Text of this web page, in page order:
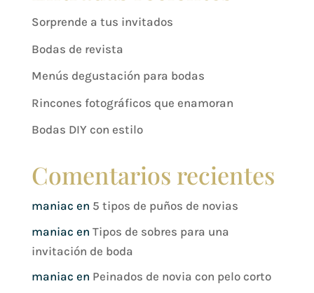
Sorprende a tus invitados
Bodas de revista
Menús degustación para bodas
Rincones fotográficos que enamoran
Bodas DIY con estilo
Comentarios recientes
maniac en 5 tipos de puños de novias
maniac en Tipos de sobres para una
invitación de boda
maniac en Peinados de novia con pelo corto